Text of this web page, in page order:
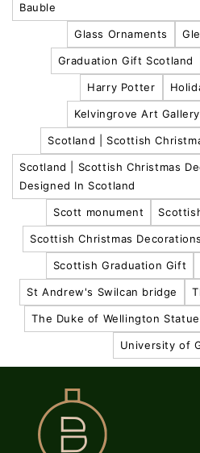
Bauble
Glass Ornaments
Graduation Gift Scotland
Harry Potter
Kelvingrove Art Gallery
Scotland | Scottish
Scotland | Scottish Christmas
Designed In Scotland
Scott monument
Scottish Christmas Decorations
Scottish Graduation Gift
St Andrew's Swilcan bridge
The Duke of Wellington Statue
University of